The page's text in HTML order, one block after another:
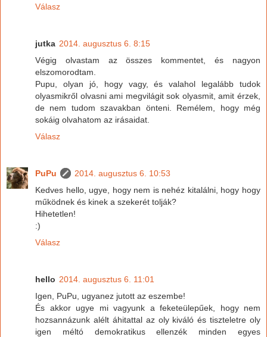
Válasz
jutka 2014. augusztus 6. 8:15
Végig olvastam az összes kommentet, és nagyon
elszomorodtam.
Pupu, olyan jó, hogy vagy, és valahol legalább tudok
olyasmikről olvasni ami megvilágit sok olyasmit, amit érzek,
de nem tudom szavakban önteni. Remélem, hogy még
sokáig olvahatom az irásaidat.
Válasz
PuPu
2014. augusztus 6. 10:53
Kedves hello, ugye, hogy nem is nehéz kitalálni, hogy hogy
működnek és kinek a szekerét tolják?
Hihetetlen!
:)
Válasz
hello 2014. augusztus 6. 11:01
Igen, PuPu, ugyanez jutott az eszembe!
És akkor ugye mi vagyunk a feketeülepűek, hogy nem
hozsannázunk alélt áhitattal az oly kiváló és tiszteletre oly
igen méltó demokratikus ellenzék minden egyes